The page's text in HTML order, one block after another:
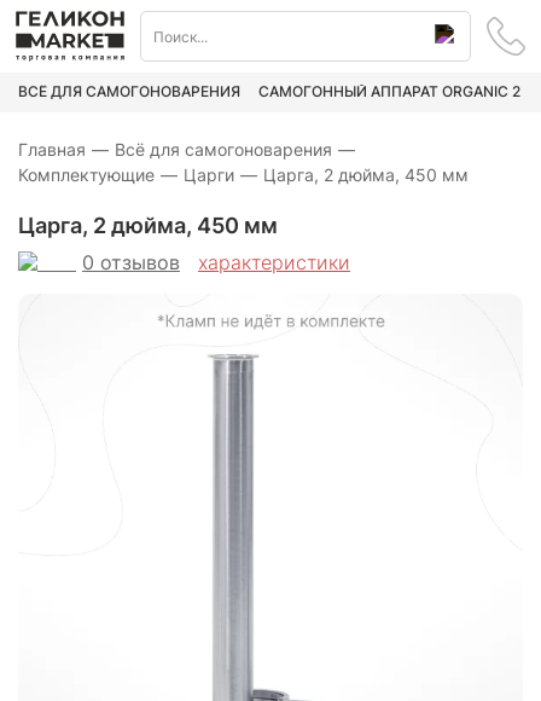
ВСЁ ДЛЯ САМОГОНОВАРЕНИЯ САМОГОННЫЙ АППАРАТ ORGANIC 2
Главная — Всё для самогоноварения —
Комплектующие — Царги — Царга, 2 дюйма, 450 мм
Царга, 2 дюйма, 450 мм
0 отзывов характеристики